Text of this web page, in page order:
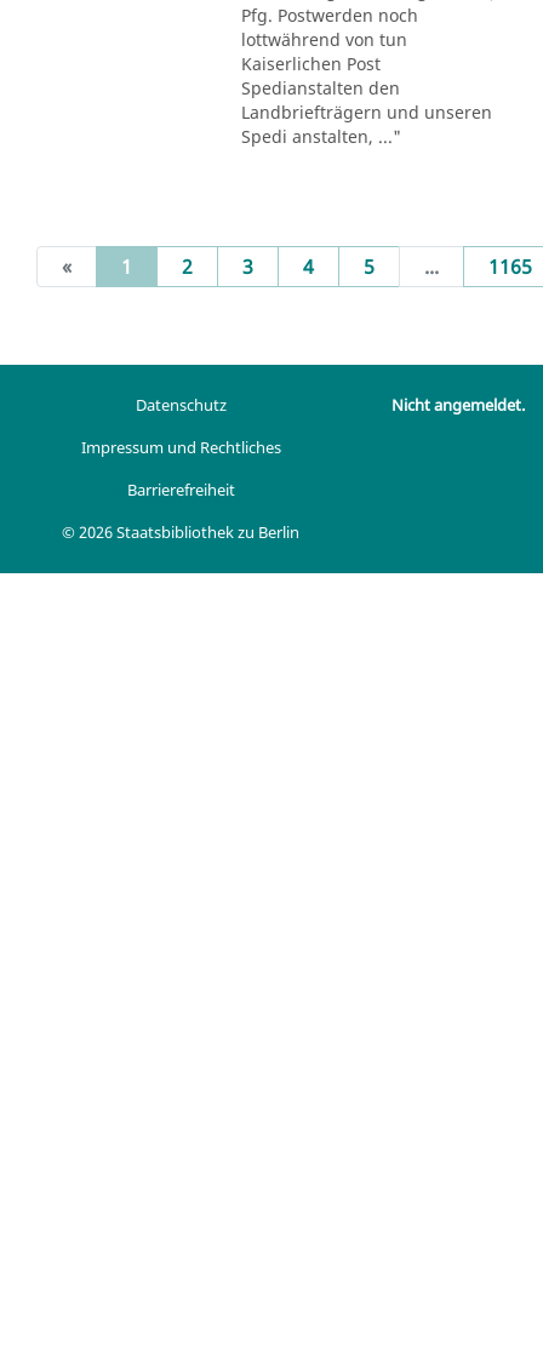
Pfg. Postwerden noch
lottwährend von tun
Kaiserlichen Post
Spedianstalten den
Landbriefträgern und unseren
Spedi anstalten, ..."
« 1 (current)
2 3 4 5 ... 1165
Datenschutz
Impressum und Rechtliches
Barrierefreiheit
© 2026 Staatsbibliothek zu Berlin
Nicht angemeldet.